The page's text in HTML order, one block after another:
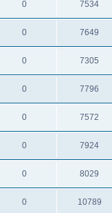
0 7534
0 7649
0 7305
0 7796
0 7572
0 7924
0 8029
0 10789